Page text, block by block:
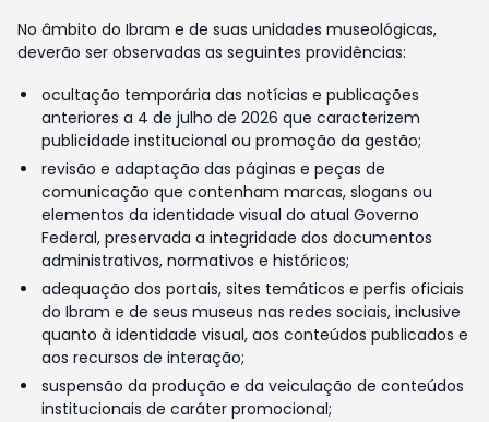
No âmbito do Ibram e de suas unidades museológicas,
deverão ser observadas as seguintes providências:
ocultação temporária das notícias e publicações
anteriores a 4 de julho de 2026 que caracterizem
publicidade institucional ou promoção da gestão;
revisão e adaptação das páginas e peças de
comunicação que contenham marcas, slogans ou
elementos da identidade visual do atual Governo
Federal, preservada a integridade dos documentos
administrativos, normativos e históricos;
adequação dos portais, sites temáticos e perfis oficiais
do Ibram e de seus museus nas redes sociais, inclusive
quanto à identidade visual, aos conteúdos publicados e
aos recursos de interação;
suspensão da produção e da veiculação de conteúdos
institucionais de caráter promocional;